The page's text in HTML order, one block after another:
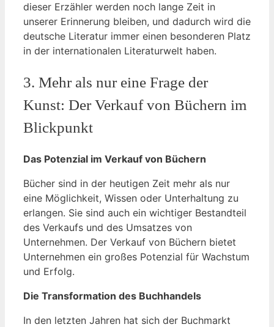
dieser Erzähler werden noch lange Zeit in
unserer Erinnerung bleiben, und dadurch wird die
deutsche Literatur immer einen besonderen Platz
in der internationalen Literaturwelt haben.
3. Mehr als nur eine Frage der
Kunst: Der Verkauf von Büchern im
Blickpunkt
Das Potenzial im Verkauf von Büchern
Bücher sind in der heutigen Zeit mehr als nur
eine Möglichkeit, Wissen oder Unterhaltung zu
erlangen. Sie sind auch ein wichtiger Bestandteil
des Verkaufs und des Umsatzes von
Unternehmen. Der Verkauf von Büchern bietet
Unternehmen ein großes Potenzial für Wachstum
und Erfolg.
Die Transformation des Buchhandels
In den letzten Jahren hat sich der Buchmarkt